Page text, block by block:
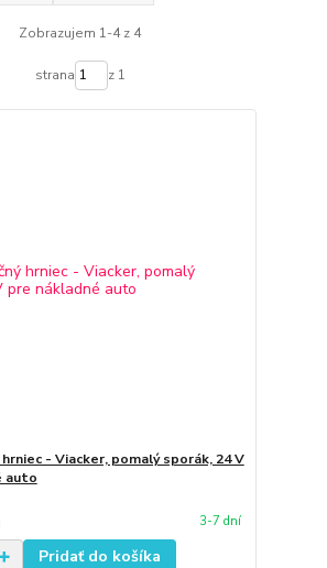
Zobrazujem 1-4 z 4
strana z 1
- Viacker, pomalý sporák, 24 V
auto
3-7 dní
Pridať do košíka